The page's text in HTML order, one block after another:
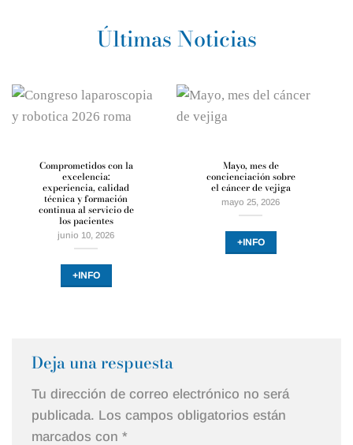
Últimas Noticias
Comprometidos con la
excelencia:
experiencia, calidad
técnica y formación
continua al servicio de
los pacientes
junio 10, 2026
+INFO
Mayo, mes de
concienciación sobre
el cáncer de vejiga
mayo 25, 2026
+INFO
Deja una respuesta
Tu dirección de correo electrónico no será
publicada. Los campos obligatorios están
marcados con *